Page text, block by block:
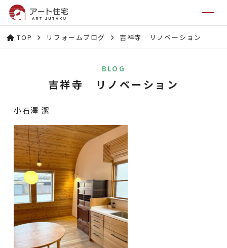
TOP リフォームブログ 吉祥寺 リノベーション
BLOG
吉祥寺 リノベーション
小石澤 潔